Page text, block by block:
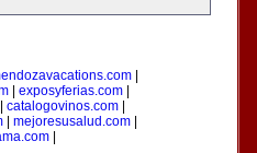
|
exposyferias.com
catalogovinos.com
| mejoresusalud.com|